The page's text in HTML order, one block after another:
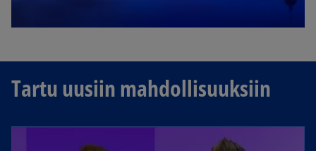
Tartu uusiin mahdollisuuksiin